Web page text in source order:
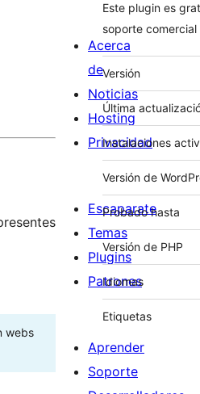
webs
Este plugin es
soporte
Meta
Versión
Última
Instalaciones
Versión de
Probado hasta
Versión de PHP
Idiomas
Etiquetas
Acerca
de
Noticias
Hosting
Privacidad
Escaparate
Temas
Plugins
Patrones
Aprender
Soporte